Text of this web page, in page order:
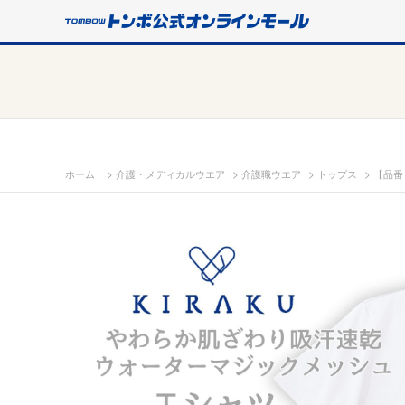
ホーム > 介護・メディカルウエア > 介護職ウエア > トップス > 【品